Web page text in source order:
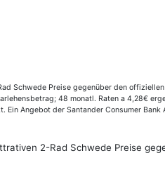
Schwede Preise gegenüber den
48 monatl. Raten a 4,28€
Angebot der Santander Consumer
2-Rad Schwede Preise